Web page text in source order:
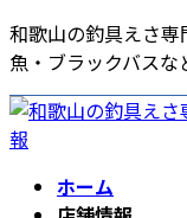
コ
ン
テ
ン
ツ
ナ
ビ
ゲ
ー
シ
和歌山の釣具えさ
魚・ブラックバス
ホーム